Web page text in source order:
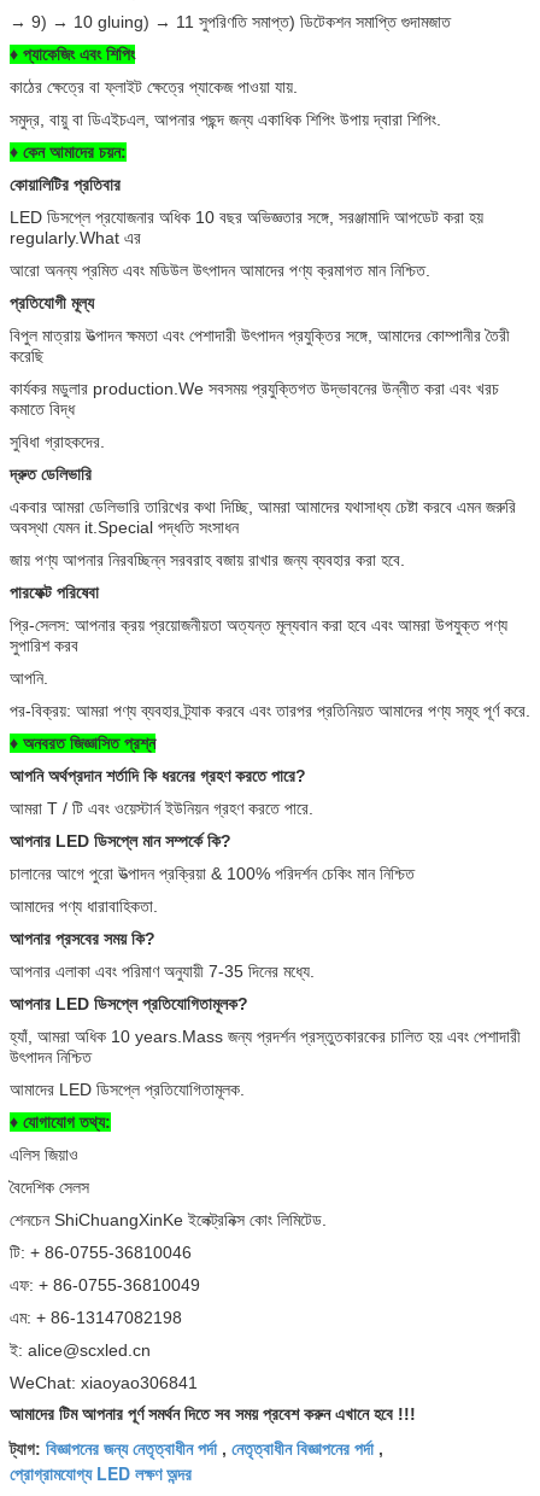
→ 9) → 10 gluing) → 11 সুপরিণতি সমাপ্ত) ডিটেকশন সমাপ্তি গুদামজাত
♦ প্যাকেজিং এবং শিপিং
কাঠের ক্ষেত্রে বা ফ্লাইট ক্ষেত্রে প্যাকেজ পাওয়া যায়.
সমুদ্র, বায়ু বা ডিএইচএল, আপনার পছন্দ জন্য একাধিক শিপিং উপায় দ্বারা শিপিং.
♦ কেন আমাদের চয়ন:
কোয়ালিটির প্রতিবার
LED ডিসপ্লে প্রযোজনার অধিক 10 বছর অভিজ্ঞতার সঙ্গে, সরঞ্জামাদি আপডেট করা হয়
regularly.What এর
আরো অনন্য প্রমিত এবং মডিউল উৎপাদন আমাদের পণ্য ক্রমাগত মান নিশ্চিত.
প্রতিযোগী মূল্য
বিপুল মাত্রায় উত্পাদন ক্ষমতা এবং পেশাদারী উৎপাদন প্রযুক্তির সঙ্গে, আমাদের কোম্পানীর তৈরী
করেছি
কার্যকর মডুলার production.We সবসময় প্রযুক্তিগত উদ্ভাবনের উন্নীত করা এবং খরচ
কমাতে বিদ্ধ
সুবিধা গ্রাহকদের.
দ্রুত ডেলিভারি
একবার আমরা ডেলিভারি তারিখের কথা দিচ্ছি, আমরা আমাদের যথাসাধ্য চেষ্টা করবে এমন জরুরি
অবস্থা যেমন it.Special পদ্ধতি সংসাধন
জায় পণ্য আপনার নিরবচ্ছিন্ন সরবরাহ বজায় রাখার জন্য ব্যবহার করা হবে.
পারফেক্ট পরিষেবা
প্রি-সেলস: আপনার ক্রয় প্রয়োজনীয়তা অত্যন্ত মূল্যবান করা হবে এবং আমরা উপযুক্ত পণ্য
সুপারিশ করব
আপনি.
পর-বিক্রয়: আমরা পণ্য ব্যবহার ট্র্যাক করবে এবং তারপর প্রতিনিয়ত আমাদের পণ্য সমূহ পূর্ণ করে.
♦ অনবরত জিজ্ঞাসিত প্রশ্ন
আপনি অর্থপ্রদান শর্তাদি কি ধরনের গ্রহণ করতে পারে?
আমরা T / টি এবং ওয়েস্টার্ন ইউনিয়ন গ্রহণ করতে পারে.
আপনার LED ডিসপ্লে মান সম্পর্কে কি?
চালানের আগে পুরো উত্পাদন প্রক্রিয়া & 100% পরিদর্শন চেকিং মান নিশ্চিত
আমাদের পণ্য ধারাবাহিকতা.
আপনার প্রসবের সময় কি?
আপনার এলাকা এবং পরিমাণ অনুযায়ী 7-35 দিনের মধ্যে.
আপনার LED ডিসপ্লে প্রতিযোগিতামূলক?
হ্যাঁ, আমরা অধিক 10 years.Mass জন্য প্রদর্শন প্রস্তুতকারকের চালিত হয় এবং পেশাদারী
উৎপাদন নিশ্চিত
আমাদের LED ডিসপ্লে প্রতিযোগিতামূলক.
♦ যোগাযোগ তথ্য:
এলিস জিয়াও
বৈদেশিক সেলস
শেনচেন ShiChuangXinKe ইলেক্ট্রনিক্স কোং লিমিটেড.
টি: + 86-0755-36810046
এফ: + 86-0755-36810049
এম: + 86-13147082198
ই: alice@scxled.cn
WeChat: xiaoyao306841
আমাদের টিম আপনার পূর্ণ সমর্থন দিতে সব সময় প্রবেশ করুন এখানে হবে !!!
ট্যাগ: বিজ্ঞাপনের জন্য নেতৃত্বাধীন পর্দা, নেতৃত্বাধীন বিজ্ঞাপনের পর্দা,
প্রোগ্রামযোগ্য LED লক্ষণ অন্দর